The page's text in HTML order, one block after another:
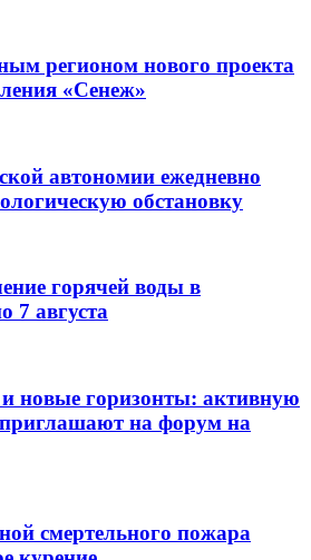
регионом нового проекта
«Сенеж»
автономии ежедневно
обстановку
горячей воды в
7 августа
новые горизонты: активную
на форум на
смертельного пожара